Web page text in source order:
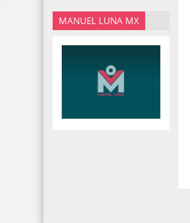
MANUEL LUNA MX